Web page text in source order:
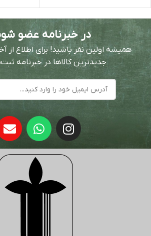
در خبرنامه عضو
همیشه اولین نفر باشید! برای اطلاع از
جدیدترین کالاها در خبرنامه